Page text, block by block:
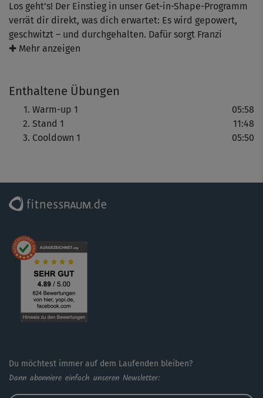
Los geht's! Der Einstieg in unser Get-in-Shape-Programm
verrät dir direkt, was dich erwartet: Es wird gepowert,
geschwitzt – und durchgehalten. Dafür sorgt Franzi
Steinwender. Sie zeigt dir, wie du effektiv deine Muskeln
Tipp: Für eine sichere, effektive Ausführung auf Franzis
Anleitung achten – und das Warm-Up nicht skippen.
✚ Mehr anzeigen
Enthaltene Übungen
Warm-up 1
05:58
Stand 1
11:48
Cooldown 1
05:50
Du möchtest immer auf dem Laufenden bleiben?
Dann abonniere einfach unseren Newsletter: